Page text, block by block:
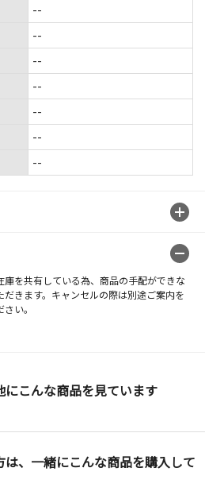
を共有している為、商品の手配ができな
きます。キャンセルの際は別途ご案内を
い。
--
--
--
--
--
--
--
こんな商品を見ています
、一緒にこんな商品を購入して